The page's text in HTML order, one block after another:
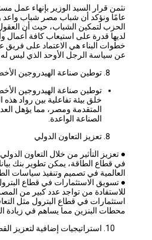
عامًا ونؤكد أن شباب مصر شباب واعد وهذا
الحزب لتمكين الشباب، حيث أن العقول
لديها قدرة على استيعاب كافة أعمال
خطوات البناء هي الاعتماد على فريق عمل
عن سياسة الرجل الأوحد الذي ليس له بديل.
توطين صناعة الهيدروجين الأخضر
توطين صناعة الهيدروجين
خلق بيئة تفاعلية بين رواد هذه
المتقدمة ومصر، مما يؤهل العديد
الصناعة الواعدة.
تعزيز التعاون الدولي
● تعزيز التأثير من خلال التعاون الدولي
في قطاع الطاقة، يمكن تطوير بنك بيانات
العالمية في تصميم وتنفيذ سياسات الطاقة
● تسويق الاستثمارات في قطاع البترول
للاستفادة من تواجد عدد كبير من
استثمارات في قطاع البترول مثل التعاقد
محطات البنزين مما يساهم في زيادة
استراتيجيات إضافية لتعزيز القطاع